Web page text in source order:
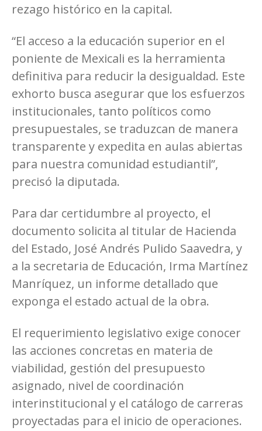
rezago histórico en la capital.
“El acceso a la educación superior en el
poniente de Mexicali es la herramienta
definitiva para reducir la desigualdad. Este
exhorto busca asegurar que los esfuerzos
institucionales, tanto políticos como
presupuestales, se traduzcan de manera
transparente y expedita en aulas abiertas
para nuestra comunidad estudiantil”,
precisó la diputada.
Para dar certidumbre al proyecto, el
documento solicita al titular de Hacienda
del Estado, José Andrés Pulido Saavedra, y
a la secretaria de Educación, Irma Martínez
Manríquez, un informe detallado que
exponga el estado actual de la obra.
El requerimiento legislativo exige conocer
las acciones concretas en materia de
viabilidad, gestión del presupuesto
asignado, nivel de coordinación
interinstitucional y el catálogo de carreras
proyectadas para el inicio de operaciones.